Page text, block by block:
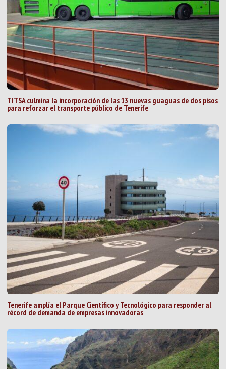
TITSA culmina la incorporación de las 13 nuevas guaguas de dos pisos
para reforzar el transporte público de Tenerife
Tenerife amplía el Parque Científico y Tecnológico para responder al
récord de demanda de empresas innovadoras